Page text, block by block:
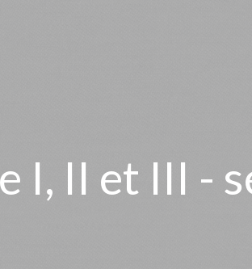
I, II et III -